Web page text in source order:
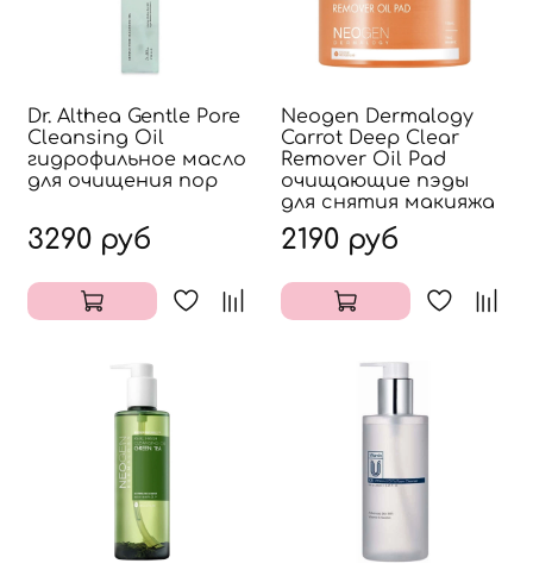
Dr. Althea Gentle Pore
Cleansing Oil
гидрофильное масло
для очищения пор
3290 руб
Neogen Dermalogy
Carrot Deep Clear
Remover Oil Pad
очищающие пэды
для снятия макияжа
2190 руб